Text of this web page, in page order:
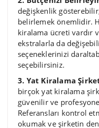
değişkenlik
belirlemek önemlidir.
kiralama ücreti vardır
ekstralarla da
seçeneklerinizi
seçebilirsiniz.
3. Yat Kiralama
birçok yat kiralama
güvenilir ve
Referansları kontrol
okumak ve şirketin